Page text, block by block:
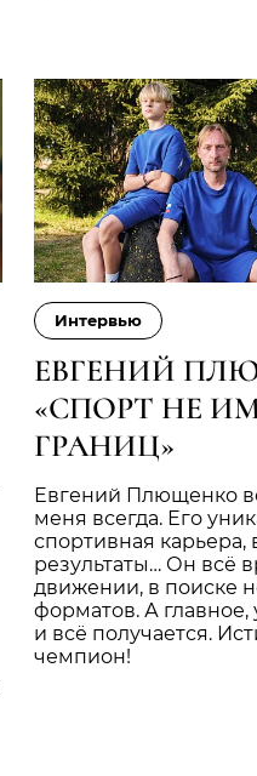
Интервью
ЕВГЕНИЙ
«СПОРТ НЕ
ГРАНИЦ»
Евгений Плющенко
меня всегда. Его
спортивная
результаты… Он всё
движении, в поиске
форматов. А главное,
и всё получается.
чемпион!